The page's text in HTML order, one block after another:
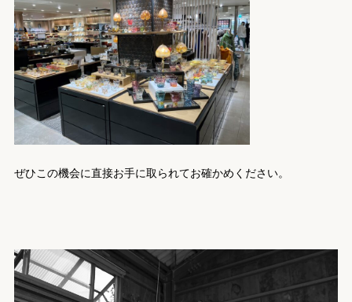
ぜひこの機会に直接お手に取られてお確かめください。